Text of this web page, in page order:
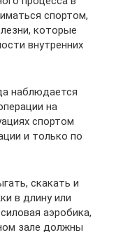
спортом,
которые
внутренних
наблюдается
на
спортом
и только по
скакать и
в длину или
аэробика,
зале должны